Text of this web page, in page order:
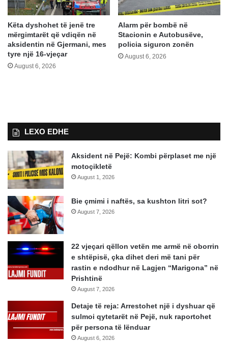
Këta dyshohet të jenë tre
mërgimtarët që vdiqën në
aksidentin në Gjermani, mes
tyre një 16-vjeçar
August 6, 2026
Alarm për bombë në
Stacionin e Autobusëve,
policia siguron zonën
August 6, 2026
LEXO EDHE
Aksident në Pejë: Kombi përplaset me një
motoçikletë
August 1, 2026
Bie çmimi i naftës, sa kushton litri sot?
August 7, 2026
22 vjeçari qëllon vetën me armë në oborrin
e shtëpisë, çka dihet deri më tani për
rastin e ndodhur në Lagjen “Marigona” në
Prishtinë
August 7, 2026
Detaje të reja: Arrestohet një i dyshuar që
sulmoi qytetarët në Pejë, nuk raportohet
për persona të lënduar
August 6, 2026